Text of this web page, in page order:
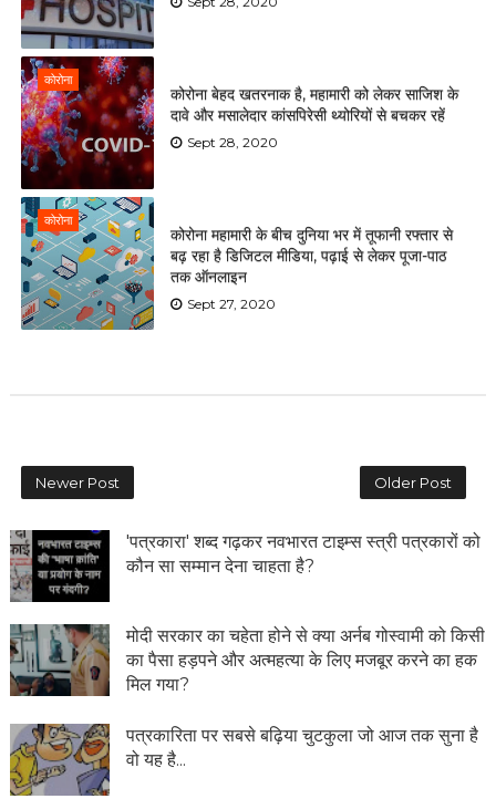
कोरोना
कोरोना बेहद खतरनाक है, महामारी को लेकर साजिश के
दावे और मसालेदार कांसपिरेसी थ्योरियों से बचकर रहें
Sept 28, 2020
कोरोना
कोरोना महामारी के बीच दुनिया भर में तूफानी रफ्तार से
बढ़ रहा है डिजिटल मीडिया, पढ़ाई से लेकर पूजा-पाठ
तक ऑनलाइन
Sept 27, 2020
Newer Post Older Post
'पत्रकारा' शब्द गढ़कर नवभारत टाइम्स स्त्री पत्रकारों को
कौन सा सम्मान देना चाहता है?
मोदी सरकार का चहेता होने से क्या अर्नब गोस्वामी को किसी
का पैसा हड़पने और अत्महत्या के लिए मजबूर करने का हक
मिल गया?
पत्रकारिता पर सबसे बढ़िया चुटकुला जो आज तक सुना है
वो यह है...